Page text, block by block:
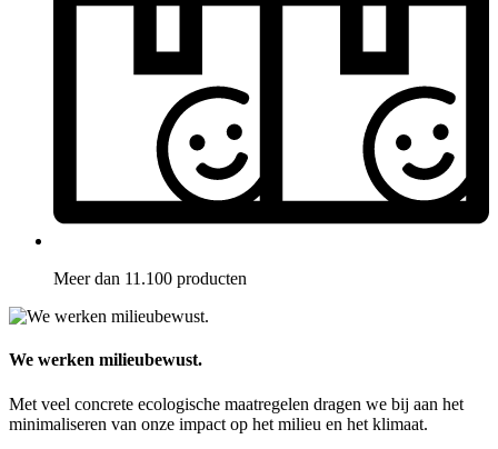
Meer dan 11.100 producten
We werken milieubewust.
Met veel concrete ecologische maatregelen dragen we bij aan het
minimaliseren van onze impact op het milieu en het klimaat.